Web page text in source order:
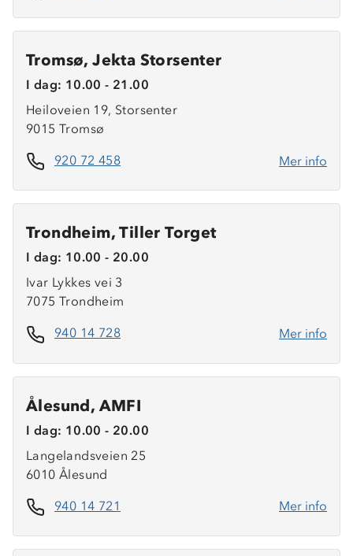
Tromsø, Jekta Storsenter
I dag: 10.00 - 21.00
Heiloveien 19, Storsenter
9015 Tromsø
920 72 458 Mer info
Trondheim, Tiller Torget
I dag: 10.00 - 20.00
Ivar Lykkes vei 3
7075 Trondheim
940 14 728 Mer info
Ålesund, AMFI
I dag: 10.00 - 20.00
Langelandsveien 25
6010 Ålesund
940 14 721 Mer info
Kundeservice
Om Stormberg
Verdigrunnlag
Klima og miljø
Etisk handel